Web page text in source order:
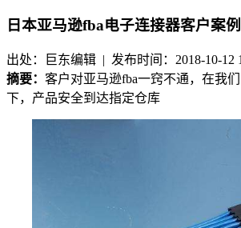
日本亚马逊fba电子连接器客户案例
出处：巨东编辑 | 发布时间：2018-10-12
摘要： 客户对亚马逊fba一窍不通，在我
下，产品安全到达指定仓库